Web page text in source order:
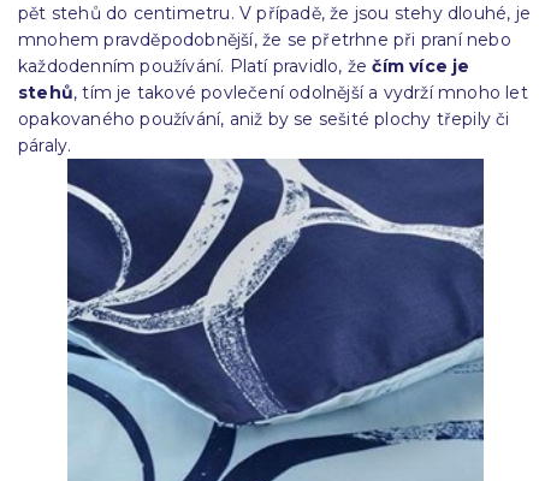
pět stehů do centimetru. V případě, že jsou stehy dlouhé, je
mnohem pravděpodobnější, že se přetrhne při praní nebo
každodenním používání. Platí pravidlo, žečím více je
stehů, tím je takové povlečení odolnější a vydrží mnoho let
opakovaného používání, aniž by se sešité plochy třepily či
páraly.